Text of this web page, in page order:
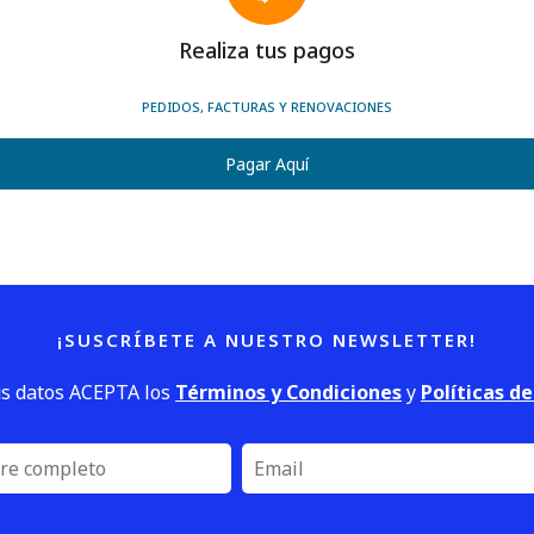
Realiza tus pagos
PEDIDOS, FACTURAS Y RENOVACIONES
Pagar Aquí
¡SUSCRÍBETE A NUESTRO NEWSLETTER!
datos ACEPTA los Términos y Condicionesy Políticas